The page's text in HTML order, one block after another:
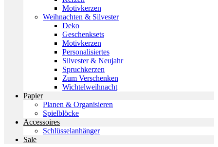
Motivkerzen
Weihnachten & Silvester
Deko
Geschenksets
Motivkerzen
Personalisiertes
Silvester & Neujahr
Spruchkerzen
Zum Verschenken
Wichtelweihnacht
Papier
Planen & Organisieren
Spielblöcke
Accessoires
Schlüsselanhänger
Sale